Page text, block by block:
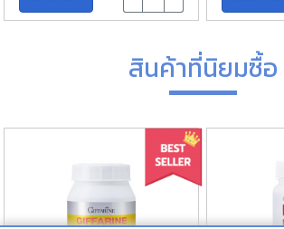
สินค้าที่นิยมซื้อ